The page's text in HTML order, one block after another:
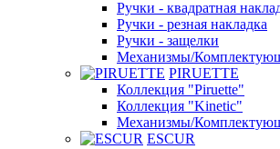
Ручки - квадратная
Ручки - резная накладка
Ручки - защелки
Механизмы/
PIRUETTE
Коллекция "Piruette"
Коллекция "Kinetic"
Механизмы/
ESCUR